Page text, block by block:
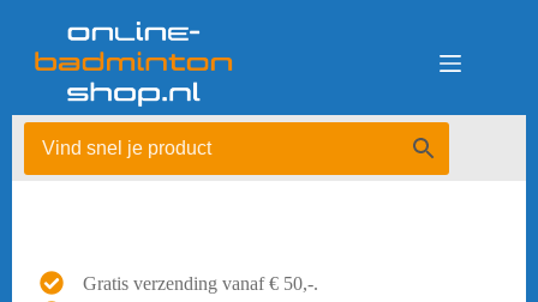
Gratis verzending vanaf € 50,-.